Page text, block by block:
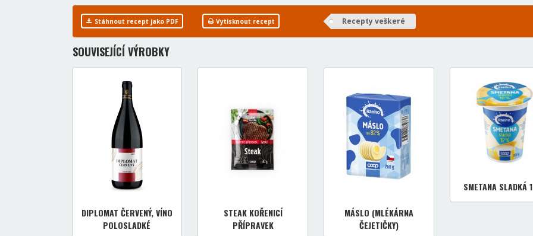
Stáhnout recept jako PDF Vytisknout recept Recepty veškeré
SOUVISEJÍCÍ VÝROBKY
DIPLOMAT ČERVENÝ, VÍNO
POLOSLADKÉ
STEAK KOŘENICÍ
PŘÍPRAVEK
MÁSLO (MLÉKÁRNA
ČEJETIČKY)
SMETANA SLADKÁ